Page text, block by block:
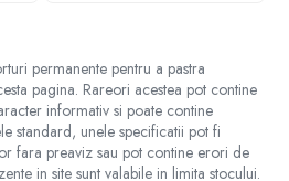
permanente pentru a pastra
pagina. Rareori acestea pot contine
informativ si poate contine
standard, unele specificatii pot fi
fara preaviz sau pot contine erori de
in site sunt valabile in limita stocului.